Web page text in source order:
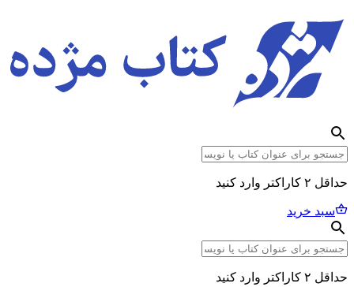
حداقل ۲ کاراکتر وارد کنید
سبد خرید
حداقل ۲ کاراکتر وارد کنید